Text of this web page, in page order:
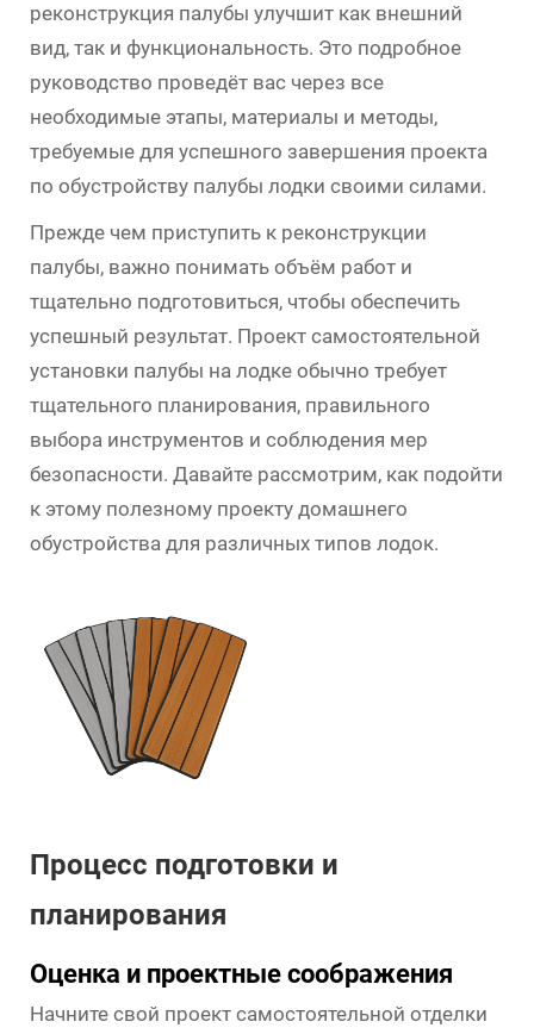
реконструкция палубы улучшит как внешний
вид, так и функциональность. Это подробное
руководство проведёт вас через все
необходимые этапы, материалы и методы,
требуемые для успешного завершения проекта
по обустройству палубы лодки своими силами.
Прежде чем приступить к реконструкции
палубы, важно понимать объём работ и
тщательно подготовиться, чтобы обеспечить
успешный результат. Проект самостоятельной
установки палубы на лодке обычно требует
тщательного планирования, правильного
выбора инструментов и соблюдения мер
безопасности. Давайте рассмотрим, как подойти
к этому полезному проекту домашнего
обустройства для различных типов лодок.
Процесс подготовки и
планирования
Оценка и проектные соображения
Начните свой проект самостоятельной отделки